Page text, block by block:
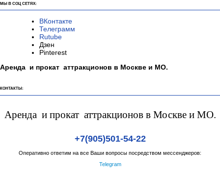
МЫ В СОЦ СЕТЯХ:
ВКонтакте
Телеграмм
Rutube
Дзен
Pinterest
Аренда и прокат аттракционов в Москве и МО.
КОНТАКТЫ:
Аренда и прокат аттракционов в Москве и МО.
+7(905)501-54-22
Оперативно ответим на все Ваши вопросы посредством мессенджеров:
Telegram